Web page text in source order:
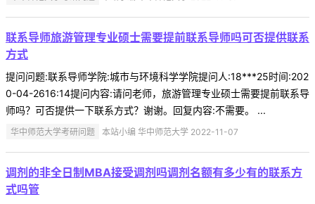
联系导师旅游管理专业硕士需要提前联系导师吗可否提供联系
方式
提问问题:联系导师学院:城市与环境科学学院提问人:18***25时间:202
0-04-2616:14提问内容:请问老师，旅游管理专业硕士需要提前联系导
师吗？可否提供一下联系方式？谢谢。回复内容:不需要。 ...
华中师范大学考研问题 本站小编 华中师范大学 2022-11-07
调剂的非全日制MBA接受调剂吗调剂名额有多少有的联系方
式吗管